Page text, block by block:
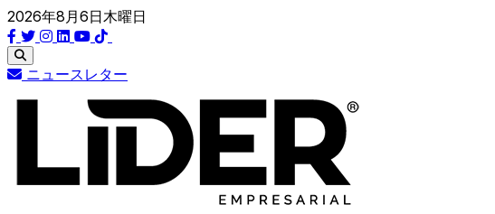
2026年8月6日木曜日
ニュースレター